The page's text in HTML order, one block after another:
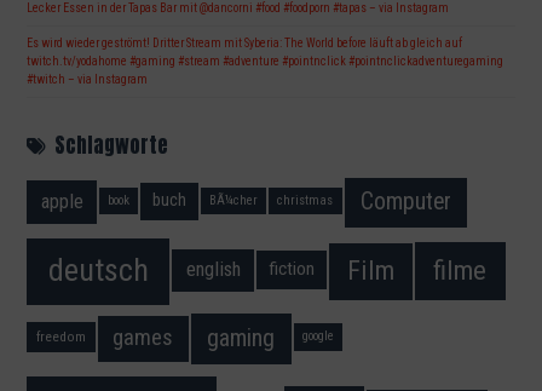
Lecker Essen in der Tapas Bar mit @dancorni #food #foodporn #tapas – via Instagram
Es wird wieder geströmt! Dritter Stream mit Syberia: The World before läuft ab gleich auf
twitch.tv/yodahome #gaming #stream #adventure #pointnclick #pointnclickadventuregaming
#twitch – via Instagram
Schlagworte
apple book buch BÃ¼cher christmas Computer
deutsch english fiction Film filme
freedom games gaming google